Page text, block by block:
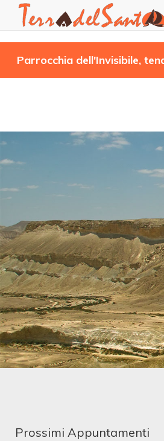
User
account
menu
Main
navigation
Parrocchia dell'Invisibile,
Prossimi Appuntamenti